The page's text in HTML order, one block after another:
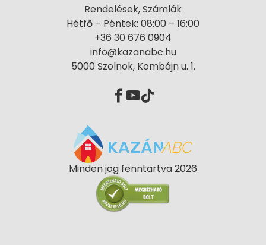
Rendelések, Számlák
Hétfő – Péntek: 08:00 – 16:00
+36 30 676 0904
info@kazanabc.hu
5000 Szolnok, Kombájn u. 1.
Minden jog fenntartva 2026